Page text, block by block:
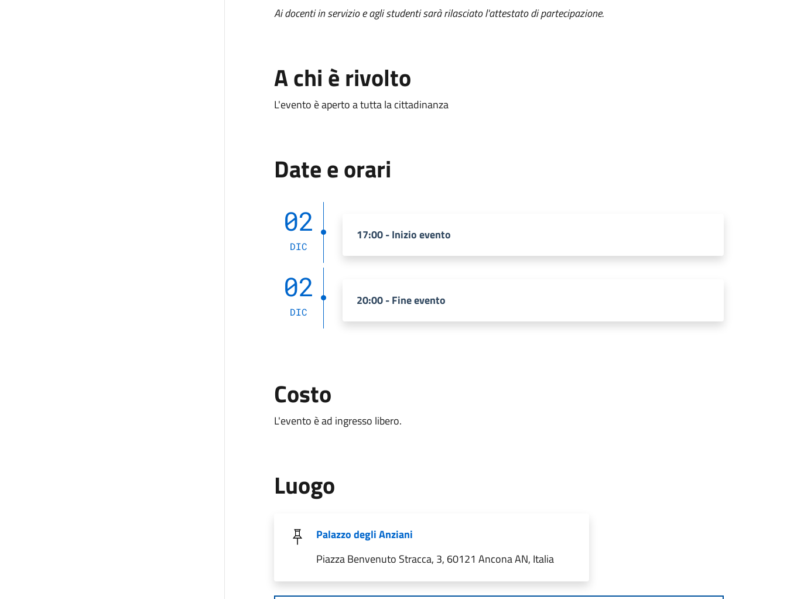
Ai docenti in servizio e agli studenti sarà rilasciato l'attestato di partecipazione.
A chi è rivolto
L'evento è aperto a tutta la cittadinanza
Date e orari
02
DIC
17:00 - Inizio evento
02
DIC
20:00 - Fine evento
Costo
L'evento è ad ingresso libero.
Luogo
Palazzo degli Anziani
Piazza Benvenuto Stracca, 3, 60121 Ancona AN, Italia